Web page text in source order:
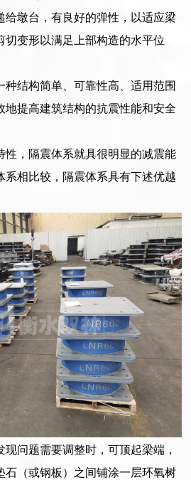
给墩台，有良好的弹性，以适应梁
切变形以满足上部构造的水平位
种结构简单、可靠性高、适用范围
地提高建筑结构的抗震性能和安全
性，隔震体系就具很明显的减震能
系相比较，隔震体系具有下述优越
现问题需要调整时，可顶起梁端，
石（或钢板）之间铺涂一层环氧树